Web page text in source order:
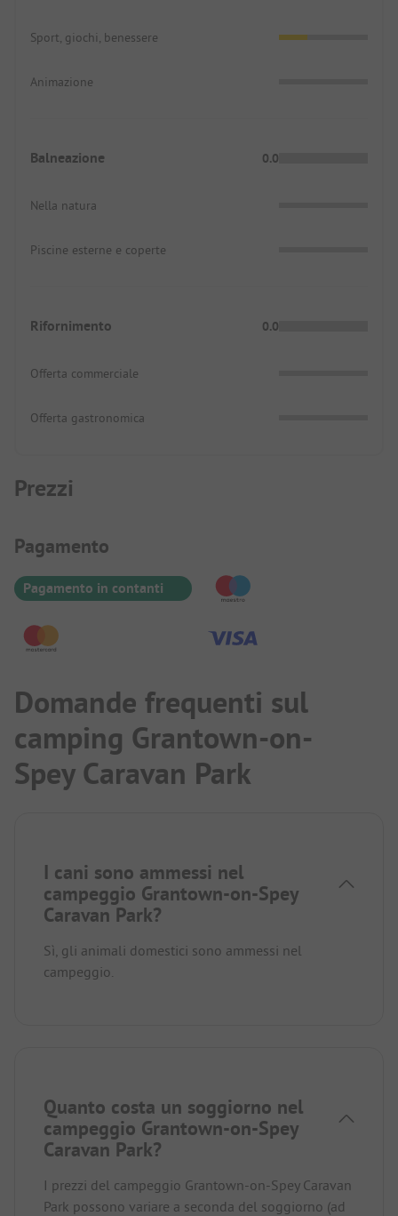
Sport, giochi, benessere
Animazione
Balneazione 0.0
Nella natura
Piscine esterne e coperte
Rifornimento 0.0
Offerta commerciale
Offerta gastronomica
Prezzi
Informazioni sul pagamento
Pagamento
Pagamento in contanti
Domande frequenti sul
camping Grantown-on-
Spey Caravan Park
I cani sono ammessi nel
campeggio Grantown-on-Spey
Caravan Park?
Sì, gli animali domestici sono ammessi nel
campeggio.
Quanto costa un soggiorno nel
campeggio Grantown-on-Spey
Caravan Park?
I prezzi del campeggio Grantown-on-Spey Caravan
Park possono variare a seconda del soggiorno (ad